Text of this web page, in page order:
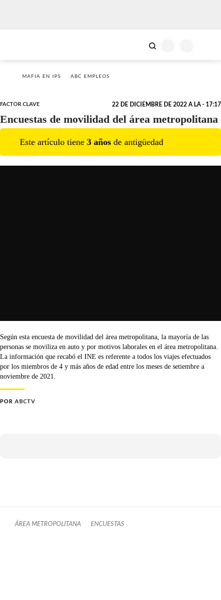
MAFIA EN IPS ABC EMPLEOS
FACTOR CLAVE 22 DE DICIEMBRE DE 2022 A LA - 17:17
Encuestas de movilidad del área metropolitana
Este artículo tiene 3 años de antigüedad
Según esta encuesta de movilidad del área metropolitana, la mayoría de las
personas se moviliza en auto y por motivos laborales en el área metropolitana.
La información que recabó el INE es referente a todos los viajes efectuados
por los miembros de 4 y más años de edad entre los meses de setiembre a
noviembre de 2021.
POR ABCTV
ÁREA METROPOLITANA ENCUESTAS